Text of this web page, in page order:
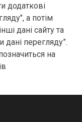
додаткові
а потім
дані сайту та
дані перегляду”.
на